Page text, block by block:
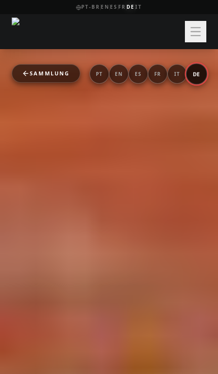
PT-BR EN ES FR DE IT
SAMMLUNG PT EN ES FR IT DE